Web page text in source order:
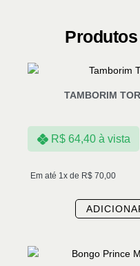
TAMBORIM
Em até 1x de R$ 70,00
R$64,40 à vista